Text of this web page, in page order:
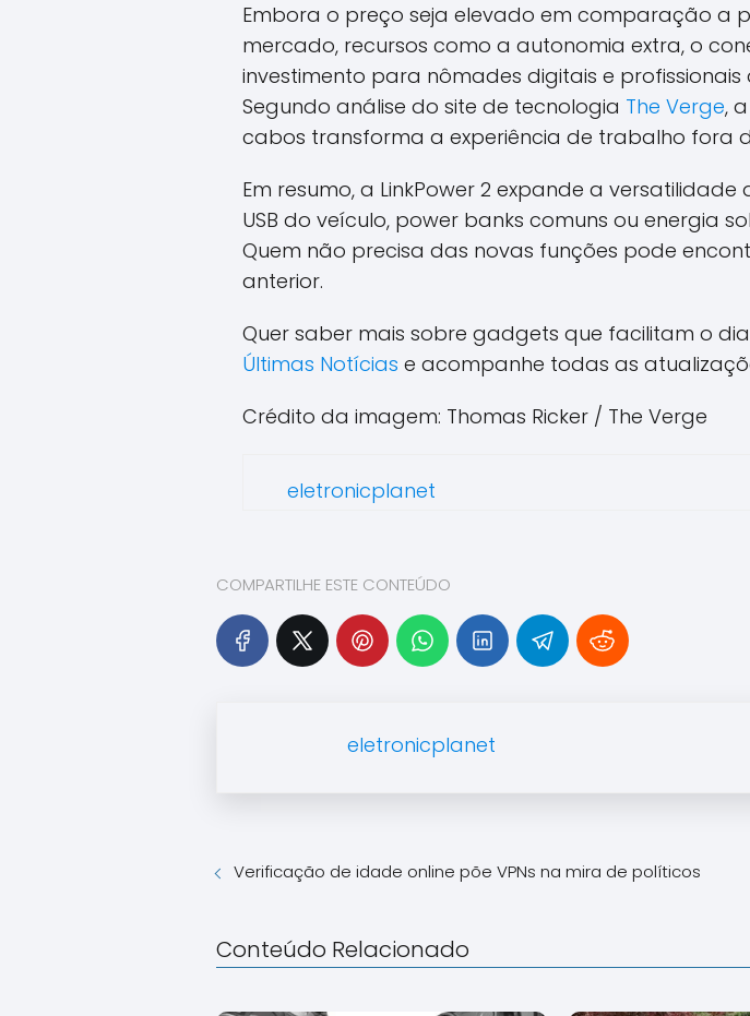
Embora o preço seja elevado em comparação a
mercado, recursos como a autonomia extra, o
investimento para nômades digitais e
Segundo análise do site de tecnologia The Verge,
cabos transforma a experiência de trabalho fora
Em resumo, a LinkPower 2 expande a
USB do veículo, power banks comuns ou energia
Quem não precisa das novas funções pode
anterior.
Quer saber mais sobre gadgets que facilitam o
Últimas Notícias e acompanhe todas as
Crédito da imagem: Thomas Ricker / The Verge
eletronicplanet
COMPARTILHE ESTE CONTEÚDO
eletronicplanet
Verificação de idade online põe VPNs na mira de políticos
Conteúdo Relacionado